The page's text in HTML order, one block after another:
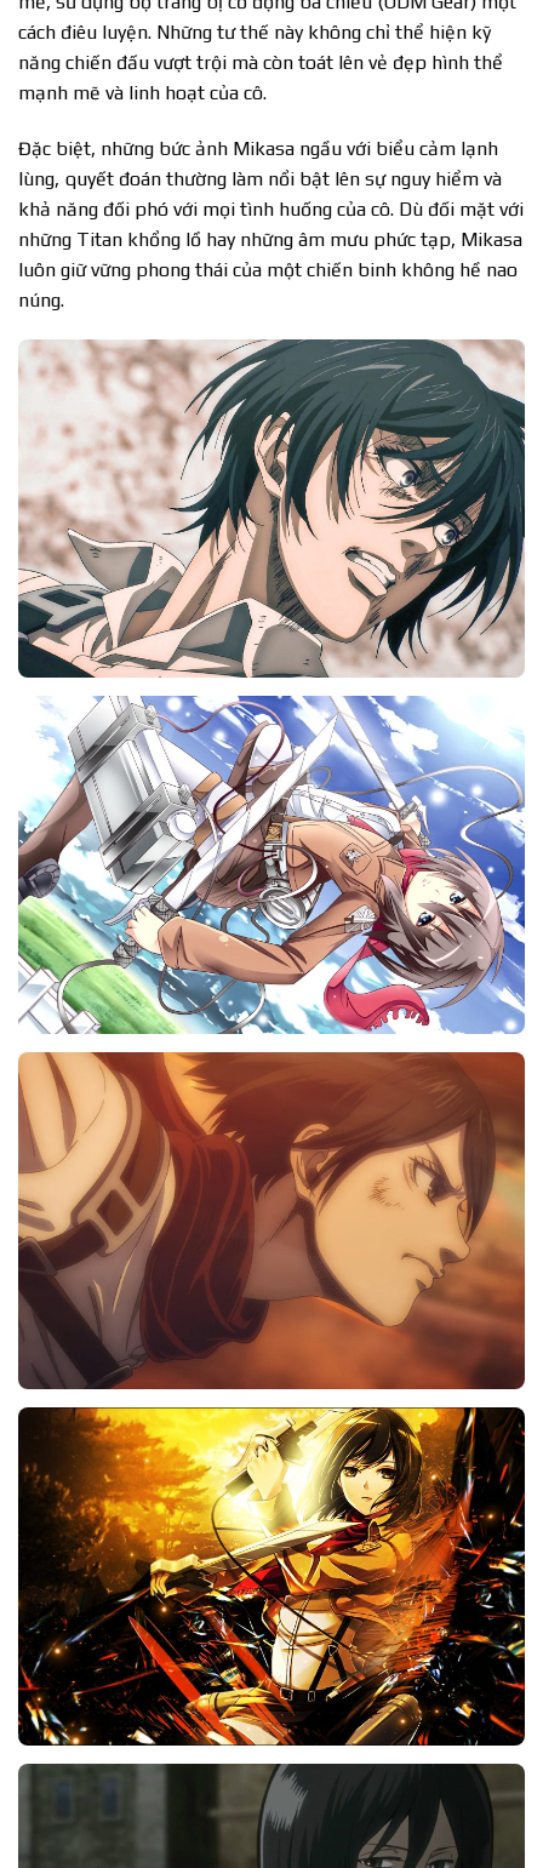
cách điêu luyện. Những tư thế này không chỉ thể hiện kỹ
năng chiến đấu vượt trội mà còn toát lên vẻ đẹp hình thể
mạnh mẽ và linh hoạt của cô.
Đặc biệt, những bức ảnh Mikasa ngầu với biểu cảm lạnh
lùng, quyết đoán thường làm nổi bật lên sự nguy hiểm và
khả năng đối phó với mọi tình huống của cô. Dù đối mặt với
những Titan khổng lồ hay những âm mưu phức tạp, Mikasa
luôn giữ vững phong thái của một chiến binh không hề nao
núng.